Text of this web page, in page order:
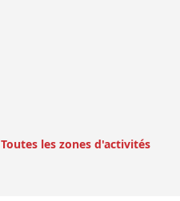
Toutes les zones d'activités